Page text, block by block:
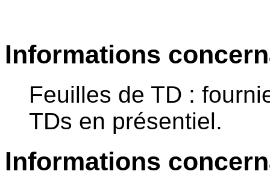
Informations
Feuilles de TD :
TDs en présentiel.
Informations